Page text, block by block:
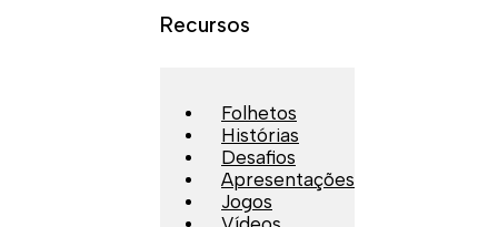
Recursos
Folhetos
Histórias
Desafios
Apresentações
Jogos